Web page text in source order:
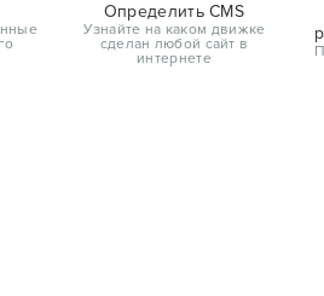
Определить CMS
Узнайте на каком движке
сделан любой сайт в
интернете